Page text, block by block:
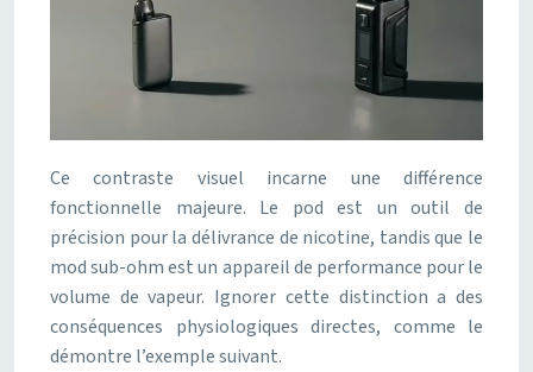
Ce contraste visuel incarne une différence
fonctionnelle majeure. Le pod est un outil de
précision pour la délivrance de nicotine, tandis que le
mod sub-ohm est un appareil de performance pour le
volume de vapeur. Ignorer cette distinction a des
conséquences physiologiques directes, comme le
démontre l’exemple suivant.